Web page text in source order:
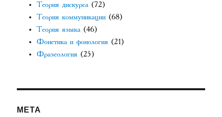
Теория дискурса (72)
Теория коммуникации (68)
Теория языка (46)
Фонетика и фонология (21)
Фразеология (25)
МЕТА